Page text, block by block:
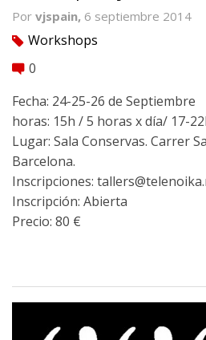
Por vjspain, 6 septiembre 2014
tag Workshops
comment 0
Fecha: 24-25-26 de Septiembre
horas: 15h / 5 horas x día/ 17-
Lugar: Sala Conservas. Carrer
Barcelona.
Inscripciones:
Inscripción: Abierta
Precio: 80 €